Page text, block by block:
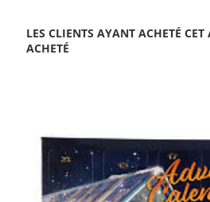
LES CLIENTS AYANT ACHETÉ
ACHETÉ